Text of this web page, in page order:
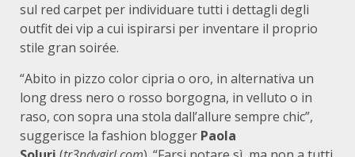
sul red carpet per individuare tutti i dettagli degli
outfit dei vip a cui ispirarsi per inventare il proprio
stile gran soirée.
“Abito in pizzo color cipria o oro, in alternativa un
long dress nero o rosso borgogna, in velluto o in
raso, con sopra una stola dall’allure sempre chic”,
suggerisce la fashion blogger Paola